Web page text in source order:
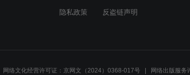
隐私政策 反盗链声明
网络文化经营许可证：京网文（2024）0368-017号 网络出版服务